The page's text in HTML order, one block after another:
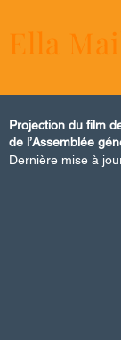
Ella
Projection du film
de l’Assemblée
Dernière mise à